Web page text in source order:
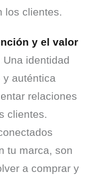
los clientes.
y el valor
Una identidad
y auténtica
relaciones
clientes.
tu marca, son
a comprar y